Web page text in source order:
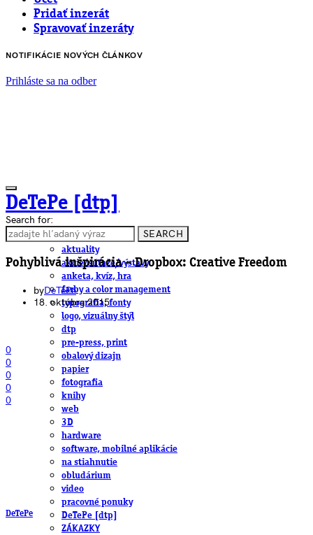
Pridať inzerát
Spravovať inzeráty
NOTIFIKÁCIE NOVÝCH ČLÁNKOV
Prihláste sa na odber
DeTePe [dtp]
ČLÁNKY
aktuality
akcie/súťaže/výstavy
anketa, kvíz, hra
farby a color management
typografia, fonty
logo, vizuálny štýl
dtp
pre-press, print
obalový dizajn
papier
fotografia
knihy
web
3D
hardware
software, mobilné aplikácie
na stiahnutie
obludárium
video
pracovné ponuky
DeTePe [dtp]
ZÁKAZKY
Search for:
SEARCH
Pohyblivá inšpirácia – Dropbox: Creative Freedom
byDeTePe
18. októbra 2015
0
0
0
0
0
DeTePe